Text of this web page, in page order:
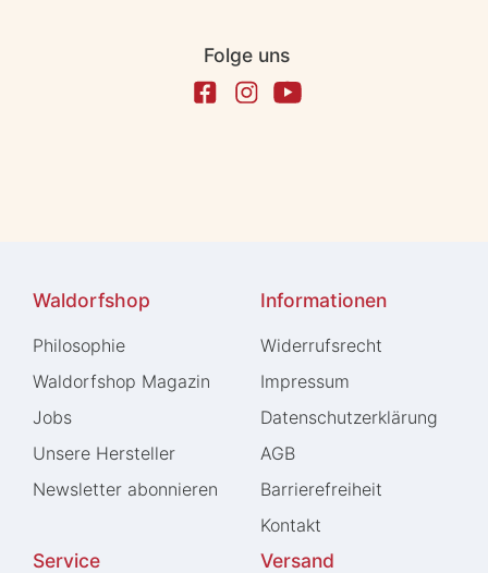
Folge uns
Waldorfshop
Philosophie
Waldorfshop Magazin
Jobs
Unsere Hersteller
Newsletter abonnieren
Informationen
Widerrufs­recht
Impressum
Daten­schutz­erklärung
AGB
Barrierefreiheit
Kontakt
Service Versand